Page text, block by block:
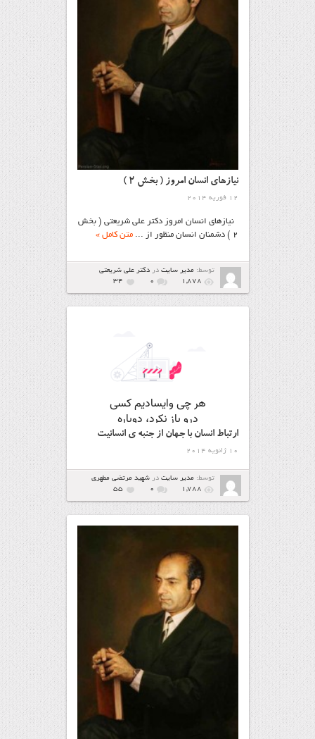
نیازهای انسان امروز ( بخش 2 )
12 فوریه 2014
نیازهای انسان امروز دکتر علی‌ شریعتی ( بخش
2 ) دشمنان انسان منظور از ...
متن کامل »
توسط: مدیر سایتدردکتر علی شریعتی
1,878
۰ 34
ارتباط انسان با جهان از جنبه ی انسانیت
10 ژانویه 2014
توسط: مدیر سایتدرشهيد مرتضي مطهري
1,788
۰ 55